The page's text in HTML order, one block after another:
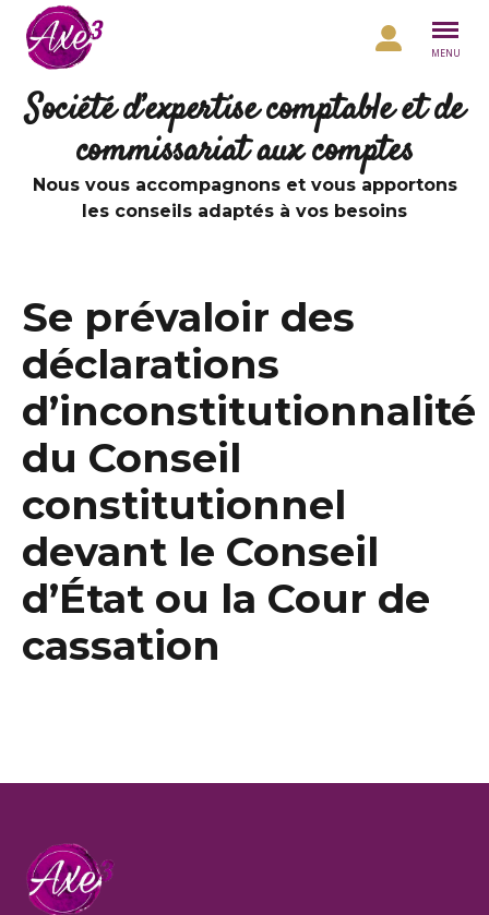
Aller au contenu
MENU
Société d’expertise comptable et de
commissariat aux comptes
Nous vous accompagnons et vous apportons
les conseils adaptés à vos besoins
Se prévaloir des
déclarations
d’inconstitutionnalité
du Conseil
constitutionnel
devant le Conseil
d’État ou la Cour de
cassation